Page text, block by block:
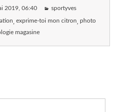
2019, 06:40 sportyves
exprime-toi mon citron photo
magasine